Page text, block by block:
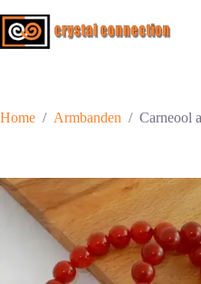
naar
de
Home / Armbanden / Carneool